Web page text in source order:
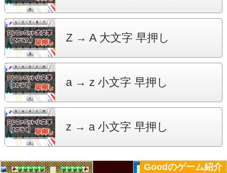
Z → A 大文字 早押し
a → z 小文字 早押し
z → a 小文字 早押し
Goodのゲーム紹介